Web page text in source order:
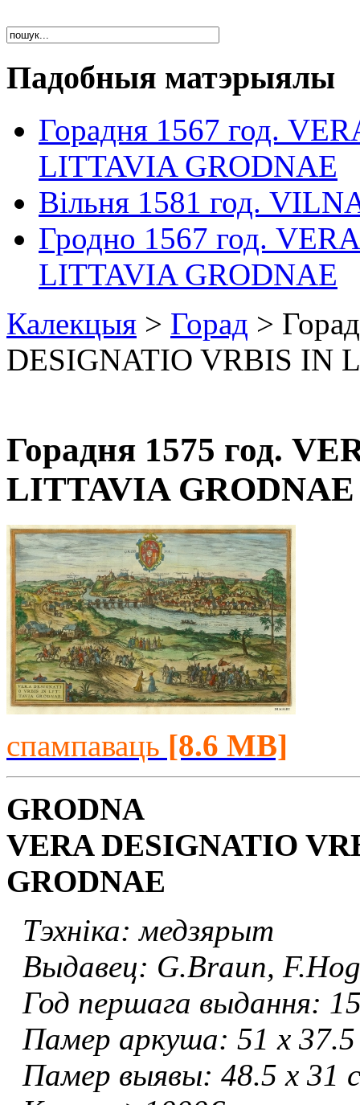
Падобныя матэрыялы
Горадня 1567 год.
LITTAVIA GRODNAE
Вільня 1581 год.
Гродно 1567 год.
LITTAVIA GRODNAE
Калекцыя > Горад >
DESIGNATIO VRBIS IN
Горадня 1575 год.
LITTAVIA GRODNAE
спампаваць [8.6 MB]
GRODNA
VERA DESIGNATIO
GRODNAE
Тэхніка: медзярыт
Выдавец: G.Braun,
Год першага выдання:
Памер аркуша: 51 х
Памер выявы: 48.5 х 31